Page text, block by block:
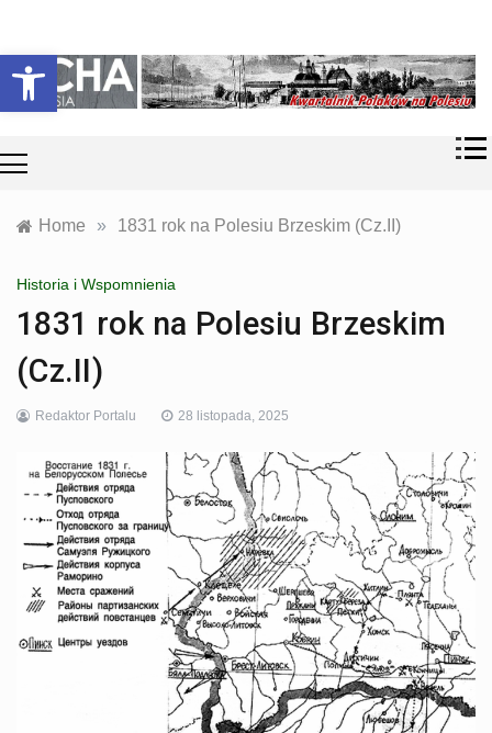
Otwórz pasek narzędzi
content
Echa
Polesia
współczesność
Polaków na
Polesiu.
Home » 1831 rok na Polesiu Brzeskim (Cz.II)
Historia i Wspomnienia
1831 rok na Polesiu Brzeskim
(Cz.II)
Redaktor Portalu 28 listopada, 2025